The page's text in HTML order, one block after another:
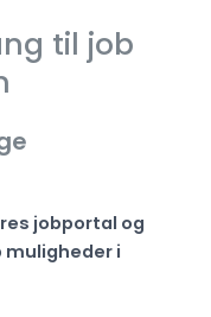
til job
jobportal og
i